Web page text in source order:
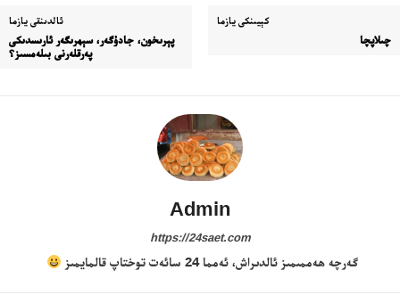
ئالدىنقى يازما
پېرىخون، جادۇگەر، سېھرىگەر ئارىسدىكى
پەرقلەرنى بىلەمسىز؟
كېيىنكى يازما
چىلاپچا
Admin
https://24saet.com
گەرچە ھەممىمىز ئالدىراش، ئەمما 24 سائەت توختاپ قالمايمىز